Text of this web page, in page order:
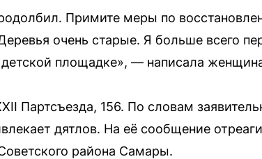
Примите меры по
очень старые. Я больше всего
площадке», — написала
Партсъезда, 156. По словам
дятлов. На её сообщение
района Самары.